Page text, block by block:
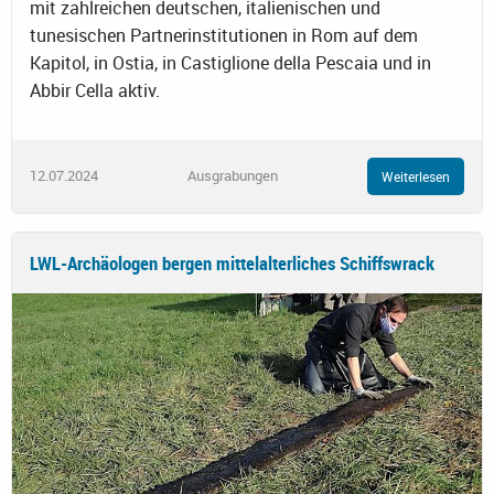
mit zahlreichen deutschen, italienischen und
tunesischen Partnerinstitutionen in Rom auf dem
Kapitol, in Ostia, in Castiglione della Pescaia und in
Abbir Cella aktiv.
12.07.2024 Ausgrabungen Weiterlesen
LWL-Archäologen bergen mittelalterliches Schiffswrack